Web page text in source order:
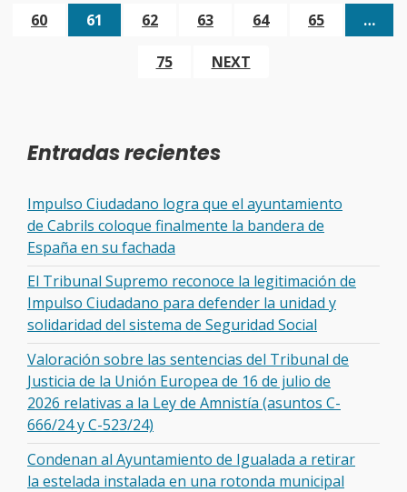
60 61 62 63 64 65 …
75 NEXT
Entradas recientes
Impulso Ciudadano logra que el ayuntamiento
de Cabrils coloque finalmente la bandera de
España en su fachada
El Tribunal Supremo reconoce la legitimación de
Impulso Ciudadano para defender la unidad y
solidaridad del sistema de Seguridad Social
Valoración sobre las sentencias del Tribunal de
Justicia de la Unión Europea de 16 de julio de
2026 relativas a la Ley de Amnistía (asuntos C-
666/24 y C-523/24)
Condenan al Ayuntamiento de Igualada a retirar
la estelada instalada en una rotonda municipal